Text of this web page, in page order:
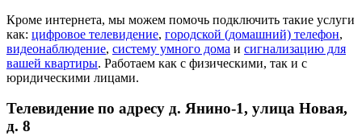
Кроме интернета, мы можем помочь подключить такие услуги
как: цифровое телевидение, городской (домашний) телефон,
видеонаблюдение, систему умного дома и сигнализацию для
вашей квартиры. Работаем как с физическими, так и с
юридическими лицами.
Телевидение по адресу д. Янино-1, улица Новая,
д. 8